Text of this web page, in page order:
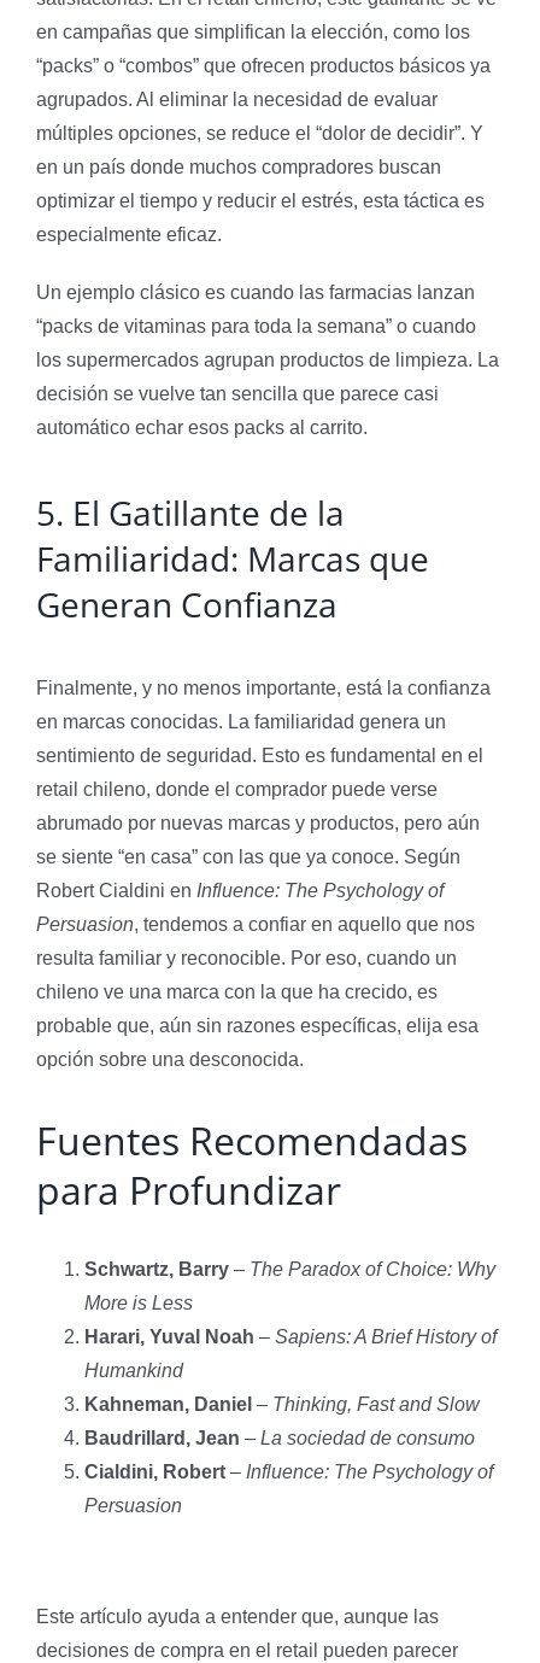
en campañas que simplifican la elección, como los
“packs” o “combos” que ofrecen productos básicos ya
agrupados. Al eliminar la necesidad de evaluar
múltiples opciones, se reduce el “dolor de decidir”. Y
en un país donde muchos compradores buscan
optimizar el tiempo y reducir el estrés, esta táctica es
especialmente eficaz.
Un ejemplo clásico es cuando las farmacias lanzan
“packs de vitaminas para toda la semana” o cuando
los supermercados agrupan productos de limpieza. La
decisión se vuelve tan sencilla que parece casi
automático echar esos packs al carrito.
5. El Gatillante de la
Familiaridad: Marcas que
Generan Confianza
Finalmente, y no menos importante, está la confianza
en marcas conocidas. La familiaridad genera un
sentimiento de seguridad. Esto es fundamental en el
retail chileno, donde el comprador puede verse
abrumado por nuevas marcas y productos, pero aún
se siente “en casa” con las que ya conoce. Según
Robert Cialdini en Influence: The Psychology of
Persuasion, tendemos a confiar en aquello que nos
resulta familiar y reconocible. Por eso, cuando un
chileno ve una marca con la que ha crecido, es
probable que, aún sin razones específicas, elija esa
opción sobre una desconocida.
Fuentes Recomendadas
para Profundizar
Schwartz, Barry – The Paradox of Choice: Why
More is Less
Harari, Yuval Noah – Sapiens: A Brief History of
Humankind
Kahneman, Daniel – Thinking, Fast and Slow
Baudrillard, Jean – La sociedad de consumo
Cialdini, Robert – Influence: The Psychology of
Persuasion
Este artículo ayuda a entender que, aunque las
decisiones de compra en el retail pueden parecer